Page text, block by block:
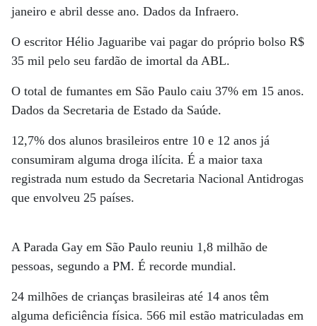
janeiro e abril desse ano. Dados da Infraero.
O escritor Hélio Jaguaribe vai pagar do próprio bolso R$
35 mil pelo seu fardão de imortal da ABL.
O total de fumantes em São Paulo caiu 37% em 15 anos.
Dados da Secretaria de Estado da Saúde.
12,7% dos alunos brasileiros entre 10 e 12 anos já
consumiram alguma droga ilícita. É a maior taxa
registrada num estudo da Secretaria Nacional Antidrogas
que envolveu 25 países.
A Parada Gay em São Paulo reuniu 1,8 milhão de
pessoas, segundo a PM. É recorde mundial.
24 milhões de crianças brasileiras até 14 anos têm
alguma deficiência física. 566 mil estão matriculadas em